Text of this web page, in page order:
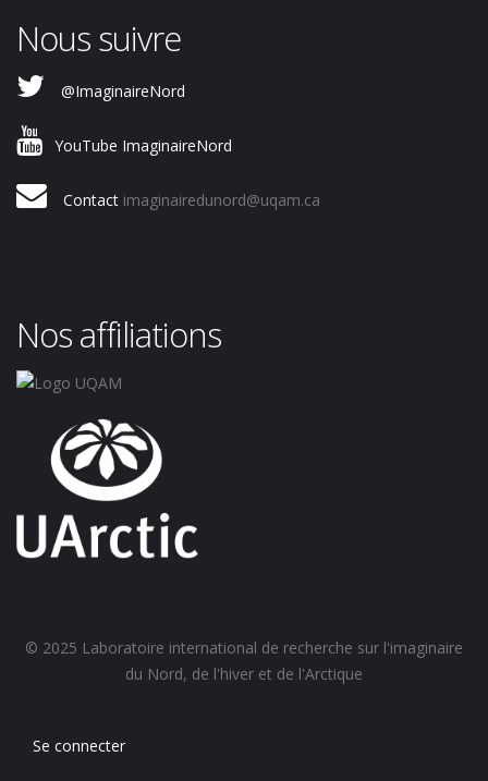
Nous suivre
@ImaginaireNord
YouTube ImaginaireNord
Contact imaginairedunord@uqam.ca
Nos affiliations
© 2025 Laboratoire international de recherche sur l'imaginaire
du Nord, de l'hiver et de l'Arctique
Se connecter